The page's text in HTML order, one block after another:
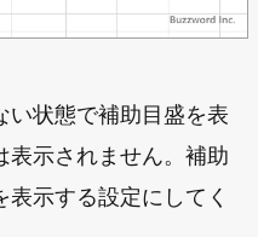
い状態で補助目盛を表
表示されません。補助
示する設定にしてく